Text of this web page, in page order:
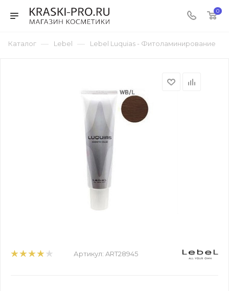
0
Каталог — Lebel — Lebel Luquias - Фитоламинирование
Артикул: ART28945